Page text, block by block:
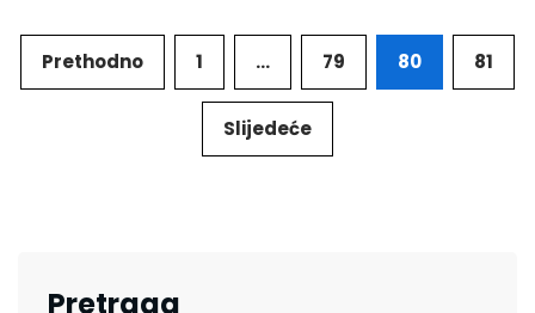
Prethodno 1 … 79 80 81
Slijedeće
Pretraga